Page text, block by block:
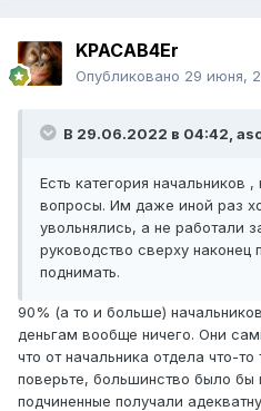
KPACAB4Er
Опубликовано 29 июня,
В 29.06.2022 в 04:42,
Есть категория начальников
вопросы. Им даже иной раз
увольнялись, а не работали
руководство сверху наконец
поднимать.
90% (а то и больше)
деньгам вообще ничего. Они
что от начальника отдела что-
поверьте, большинство было бы
подчиненные получали